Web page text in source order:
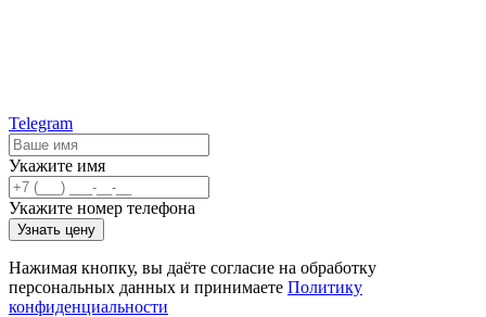
Telegram
Укажите имя
Укажите номер телефона
Узнать цену
Нажимая кнопку, вы даёте согласие на обработку
персональных данных и принимаете Политику
конфиденциальности